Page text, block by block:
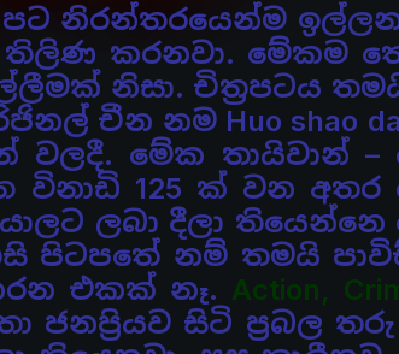
පට නිරන්තරයෙන්ම
කරනවා. මේකම
නිසා. චිත්‍රපටය
චීන නම Huo shao
වලදී. මේක තායිවාන්
විනාඩි 125 ක් වන
ලබා දීලා තියෙන්නෙ
පිටපතේ නම් තමයි
එකක් නෑ. Action,
ජනප්‍රියව සිටි ප්‍රබල